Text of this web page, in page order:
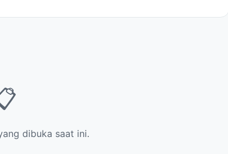
dibuka saat ini.